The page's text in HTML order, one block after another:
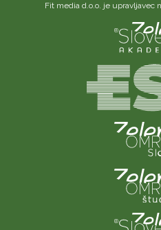
Fit media d.o.o. je upravljavec